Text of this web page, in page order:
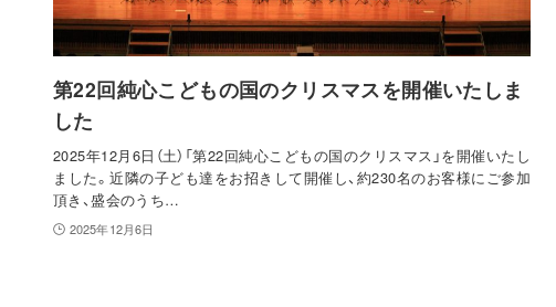
第22回純心こどもの国のクリスマスを開催いたしま
した
2025年12月6日（土）「第22回純心こどもの国のクリスマス」を開催いたし
ました。近隣の子ども達をお招きして開催し、約230名のお客様にご参加
頂き、盛会のうち…
2025年12月6日